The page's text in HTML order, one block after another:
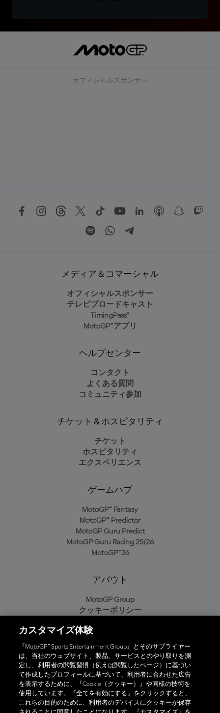
オフィシャルスポンサー
メディア＆コマーシャル
オフィシャルスポンサー
テレビブロードキャスト
TimingPass™
MotoGP™アプリ
ヘルプセンター
コンタクト
よくある質問
コミュニティ参加
チケット＆ホスピタリティ
チケット
ホスピタリティ
エクスペリエンス
ゲームハブ
MotoGP™ Fantasy
MotoGP™ Predictor
MotoGP Guru Predict
MotoGP Guru Racing 25/26
MotoGP™26
アバウト
MotoGP Group
クッキーポリシー
プライバシーポリシー
購入ポリシー
オフィシャルアプリ
カスタマイズ体験
『MotoGP™ Sports Entertainment Group』とそのサプライヤー
は、当社のウェブサイト、製品、サービスとのやり取りを測
定し、利用者の閲覧習慣（例えば閲覧したページ）に基づい
て作成したプロフィールに基づいて、利用者に合わせた広告
を表示するために、『Cookie（クッキー）』や同様の技術を
使用しています。『全てを有効にする』をクリックすると、
これらの目的のために、利用者のデバイスにクッキーが保存